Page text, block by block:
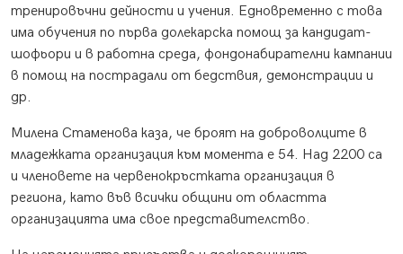
тренировъчни дейности и учения. Едновременно с това
има обучения по първа долекарска помощ за кандидат-
шофьори и в работна среда, фондонабирателни кампании
в помощ на пострадали от бедствия, демонстрации и
др.
Милена Стаменова каза, че броят на доброволците в
младежката организация към момента е 54. Над 2200 са
и членовете на червенокръстката организация в
региона, като във всички общини от областта
организацията има свое представителство.